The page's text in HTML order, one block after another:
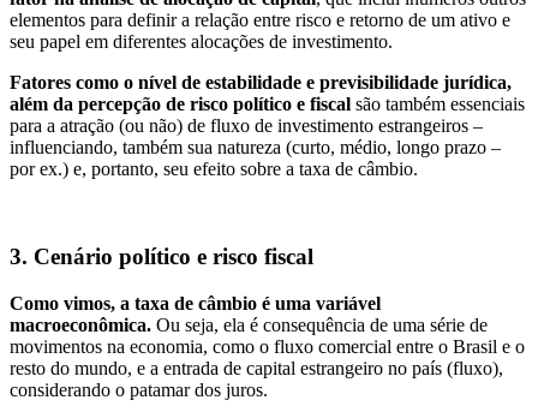
elementos para definir a relação entre risco e retorno de um ativo e
seu papel em diferentes alocações de investimento.
Fatores como o nível de estabilidade e previsibilidade jurídica,
além da percepção de risco político e fiscal são também essenciais
para a atração (ou não) de fluxo de investimento estrangeiros –
influenciando, também sua natureza (curto, médio, longo prazo –
por ex.) e, portanto, seu efeito sobre a taxa de câmbio.
3. Cenário político e risco fiscal
Como vimos, a taxa de câmbio é uma variável
macroeconômica. Ou seja, ela é consequência de uma série de
movimentos na economia, como o fluxo comercial entre o Brasil e o
resto do mundo, e a entrada de capital estrangeiro no país (fluxo),
considerando o patamar dos juros.